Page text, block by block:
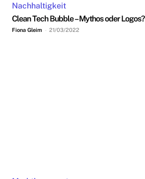
Nachhaltigkeit
Clean Tech Bubble – Mythos oder Logos?
Fiona Gleim - 21/03/2022